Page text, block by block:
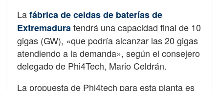
Lafábrica de celdas de baterías de
Extremaduratendrá una capacidad final de 10
gigas (GW), «que podría alcanzar las 20 gigas
atendiendo a la demanda», según el consejero
delegado de Phi4Tech, Mario Celdrán.
La propuesta de Phi4tech para esta planta es